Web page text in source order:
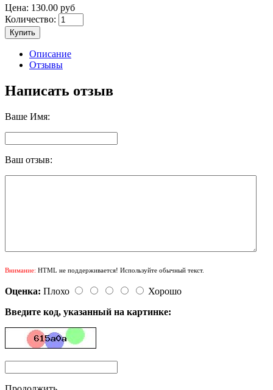
Цена: 130.00 руб
Количество:
Купить
Описание
Отзывы
Написать отзыв
Ваше Имя:
Ваш отзыв:
Внимание: HTML не поддерживается! Используйте обычный текст.
Оценка: Плохо
Хорошо
Введите код, указанный на картинке: